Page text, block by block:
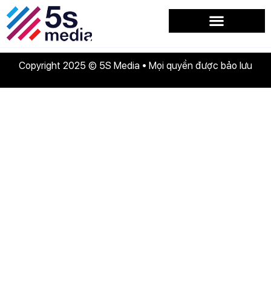
Ms. Dzung Hoàng
Copyright 2025 © 5S Media • Mọi quyền được bảo lưu